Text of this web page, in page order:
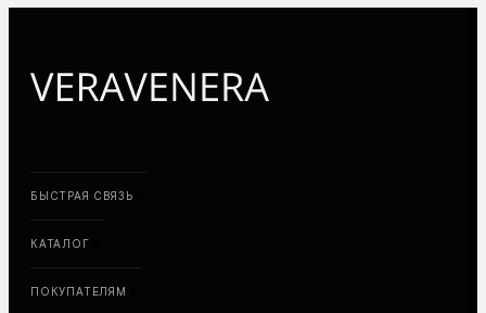
БЫСТРАЯ СВЯЗЬ
КАТАЛОГ
ПОКУПАТЕЛЯМ